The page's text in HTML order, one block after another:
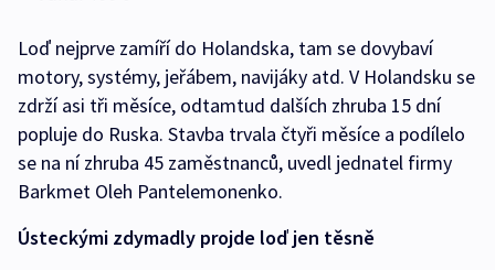
Loď nejprve zamíří do Holandska, tam se dovybaví
motory, systémy, jeřábem, navijáky atd. V Holandsku se
zdrží asi tři měsíce, odtamtud dalších zhruba 15 dní
popluje do Ruska. Stavba trvala čtyři měsíce a podílelo
se na ní zhruba 45 zaměstnanců, uvedl jednatel firmy
Barkmet Oleh Pantelemonenko.
Ústeckými zdymadly projde loď jen těsně